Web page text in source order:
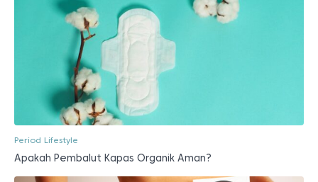
Period Lifestyle
Apakah Pembalut Kapas Organik Aman?